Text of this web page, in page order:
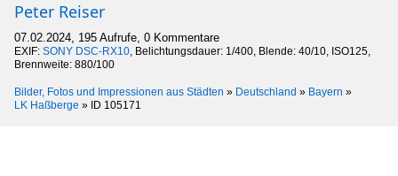
Peter Reiser
07.02.2024, 195 Aufrufe, 0 Kommentare
EXIF: SONY DSC-RX10, Belichtungsdauer: 1/400, Blende: 40/10, ISO125,
Brennweite: 880/100
Bilder, Fotos und Impressionen aus Städten » Deutschland » Bayern »
LK Haßberge » ID 105171